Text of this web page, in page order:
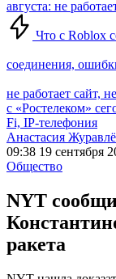
августа: не
Что с Roblox
соединения,
не работает сайт,
с «Ростелеком»
Fi, IP-телефония
Анастасия
09:38 19 сентября
Общество
NYT
ракета